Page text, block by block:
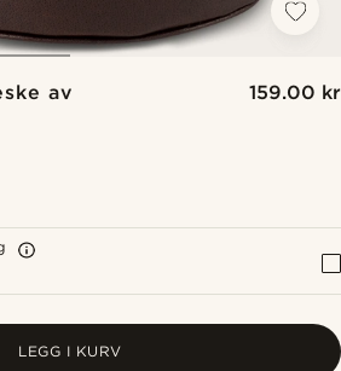
av
159.00 kr
LEGG I KURV